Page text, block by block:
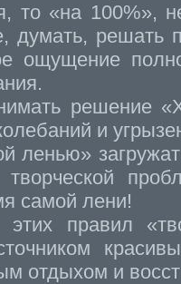
то «на 100%»,
думать, решать
ощущение
решение
и
ленью»
самой лени!
правил
отдыхом и